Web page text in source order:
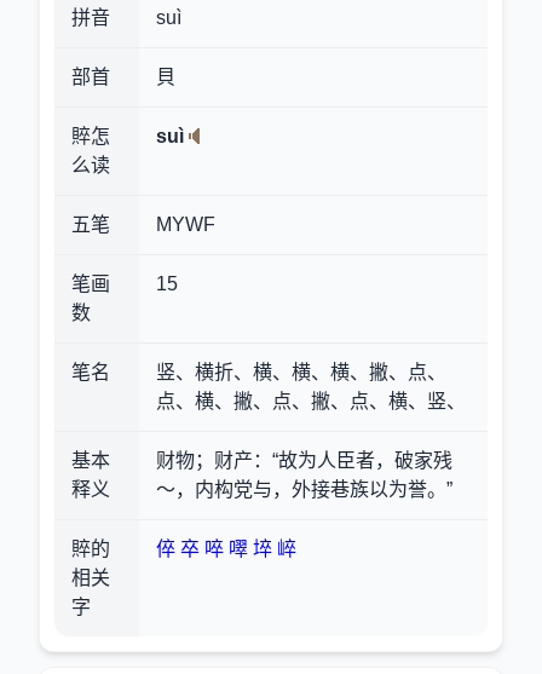
拼音 suì
部首 貝
賥怎
么读
suì
五笔 MYWF
笔画
数
15
笔名
竖、横折、横、横、横、撇、点、
点、横、撇、点、撇、点、横、竖、
基本
释义
财物；财产 ：“故为人臣者，破家残
～，内构党与，外接巷族以为誉。”
賥的
相关
字
倅 卒 啐 噿 埣 崪